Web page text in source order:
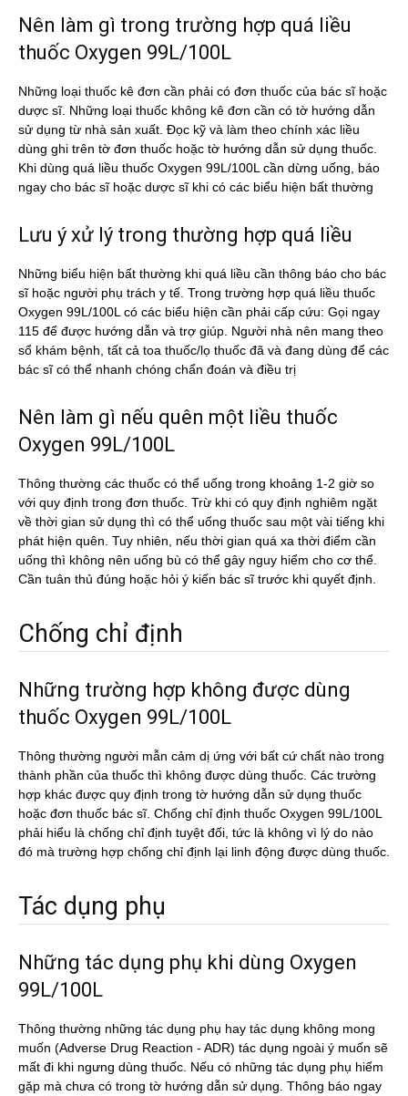
Nên làm gì trong trường hợp quá liều
thuốc Oxygen 99L/100L
Những loại thuốc kê đơn cần phải có đơn thuốc của bác sĩ hoặc
dược sĩ. Những loại thuốc không kê đơn cần có tờ hướng dẫn
sử dụng từ nhà sản xuất. Đọc kỹ và làm theo chính xác liều
dùng ghi trên tờ đơn thuốc hoặc tờ hướng dẫn sử dụng thuốc.
Khi dùng quá liều thuốc Oxygen 99L/100L cần dừng uống, báo
ngay cho bác sĩ hoặc dược sĩ khi có các biểu hiện bất thường
Lưu ý xử lý trong thường hợp quá liều
Những biểu hiện bất thường khi quá liều cần thông báo cho bác
sĩ hoặc người phụ trách y tế. Trong trường hợp quá liều thuốc
Oxygen 99L/100L có các biểu hiện cần phải cấp cứu: Gọi ngay
115 để được hướng dẫn và trợ giúp. Người nhà nên mang theo
sổ khám bệnh, tất cả toa thuốc/lọ thuốc đã và đang dùng để các
bác sĩ có thể nhanh chóng chẩn đoán và điều trị
Nên làm gì nếu quên một liều thuốc
Oxygen 99L/100L
Thông thường các thuốc có thể uống trong khoảng 1-2 giờ so
với quy định trong đơn thuốc. Trừ khi có quy định nghiêm ngặt
về thời gian sử dụng thì có thể uống thuốc sau một vài tiếng khi
phát hiện quên. Tuy nhiên, nếu thời gian quá xa thời điểm cần
uống thì không nên uống bù có thể gây nguy hiểm cho cơ thể.
Cần tuân thủ đúng hoặc hỏi ý kiến bác sĩ trước khi quyết định.
Chống chỉ định
Những trường hợp không được dùng
thuốc Oxygen 99L/100L
Thông thường người mẫn cảm dị ứng với bất cứ chất nào trong
thành phần của thuốc thì không được dùng thuốc. Các trường
hợp khác được quy định trong tờ hướng dẫn sử dụng thuốc
hoặc đơn thuốc bác sĩ. Chống chỉ định thuốc Oxygen 99L/100L
phải hiểu là chống chỉ định tuyệt đối, tức là không vì lý do nào
đó mà trường hợp chống chỉ định lại linh động được dùng thuốc.
Tác dụng phụ
Những tác dụng phụ khi dùng Oxygen
99L/100L
Thông thường những tác dụng phụ hay tác dụng không mong
muốn (Adverse Drug Reaction - ADR) tác dụng ngoài ý muốn sẽ
mất đi khi ngưng dùng thuốc. Nếu có những tác dụng phụ hiếm
gặp mà chưa có trong tờ hướng dẫn sử dụng. Thông báo ngay